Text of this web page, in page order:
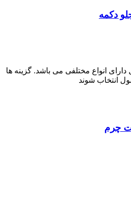
انواع مختلفی می باشد. گزینه ها
انتخاب شوند